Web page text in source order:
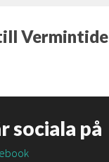
sociala på